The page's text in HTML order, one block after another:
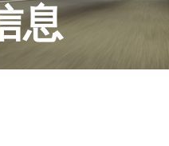
息